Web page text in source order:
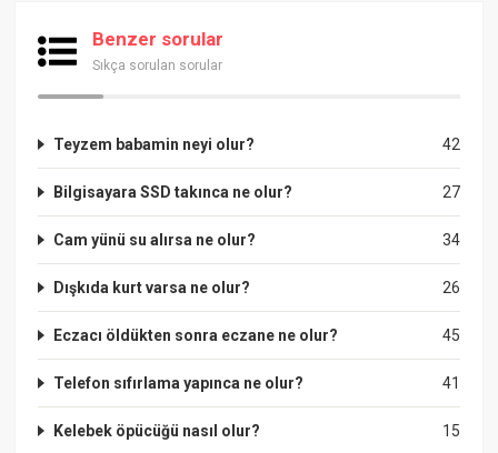
Benzer sorular
Sıkça sorulan sorular
42
Teyzem babamin neyi olur?
27
Bilgisayara SSD takınca ne olur?
34
Cam yünü su alırsa ne olur?
26
Dışkıda kurt varsa ne olur?
45
Eczacı öldükten sonra eczane ne olur?
41
Telefon sıfırlama yapınca ne olur?
15
Kelebek öpücüğü nasıl olur?